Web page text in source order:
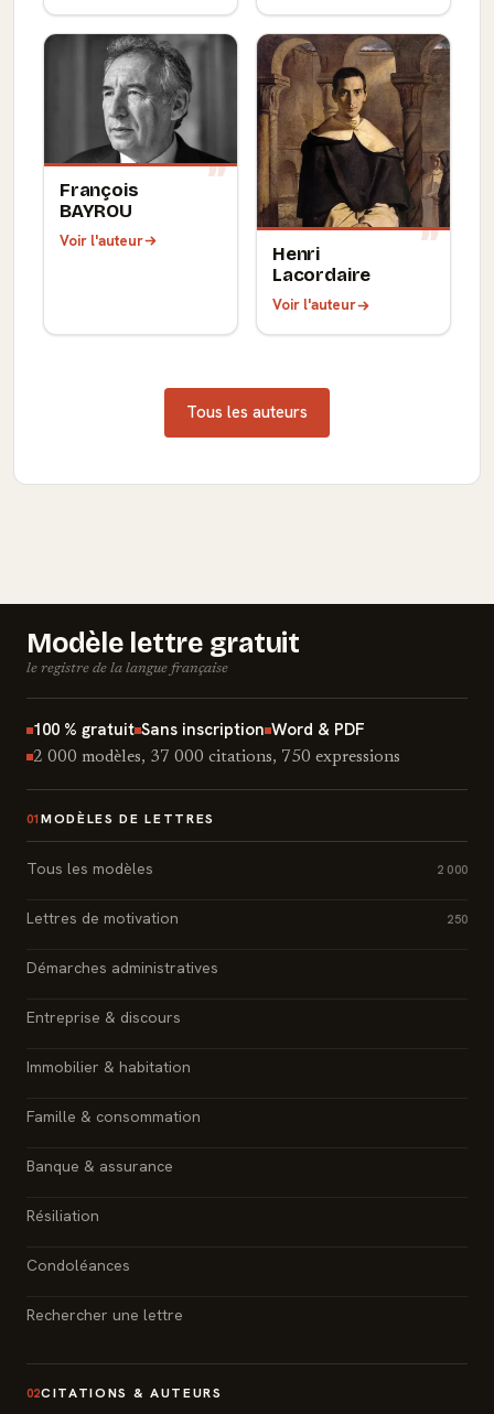
François
BAYROU
Voir l'auteur
Henri
Lacordaire
Voir l'auteur
Tous les auteurs
Modèle lettre gratuit
le registre de la langue française
100 % gratuit Sans inscription Word & PDF
2 000 modèles, 37 000 citations, 750 expressions
01 MODÈLES DE LETTRES
Tous les modèles 2 000
Lettres de motivation 250
Démarches administratives
Entreprise & discours
Immobilier & habitation
Famille & consommation
Banque & assurance
Résiliation
Condoléances
Rechercher une lettre
02CITATIONS & AUTEURS